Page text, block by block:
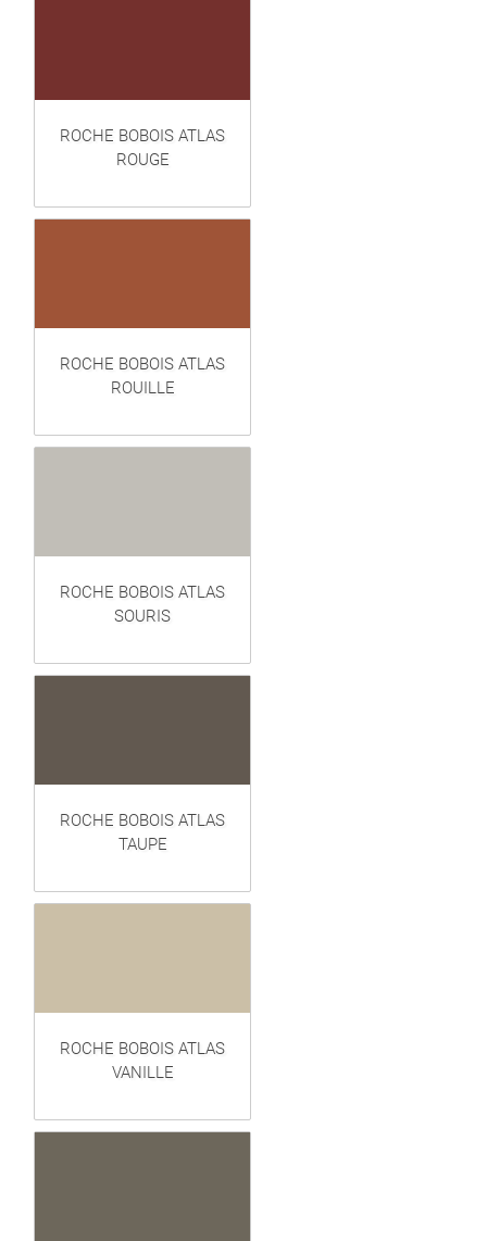
ROCHE BOBOIS ATLAS
ROUGE
ROCHE BOBOIS ATLAS
ROUILLE
ROCHE BOBOIS ATLAS
SOURIS
ROCHE BOBOIS ATLAS
TAUPE
ROCHE BOBOIS ATLAS
VANILLE